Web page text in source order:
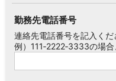
勤務先電話番号
連絡先電話番号を記入くだ
例）111‐2222‐3333の場